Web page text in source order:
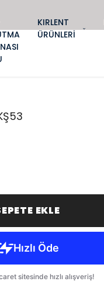
KIRLENT
ÜRÜNLERİ
EKLE